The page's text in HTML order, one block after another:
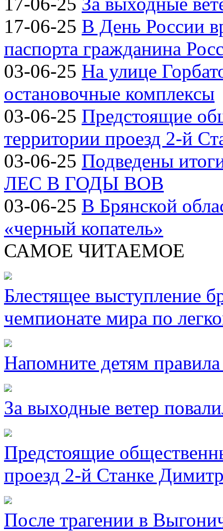
17-06-25 В День России
паспорта гражданина
03-06-25 На улице
остановочные комплексы
03-06-25 Предстоящие
территории проезд 2-й
03-06-25 Подведены
ЛЕС В ГОДЫ ВОВ
03-06-25 В Брянской
«черный копатель»
САМОЕ ЧИТАЕМОЕ
Блестящее выступление
чемпионате мира по
Напомните детям
За выходные ветер
Предстоящие
проезд 2-й Станке
После трагении в